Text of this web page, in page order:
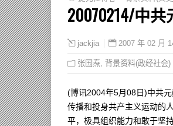
20070214/中
jackjia 2007 年 02 月
张国焘 背景资料(政经社会)
(博讯2004年5月08日)中共
传播和投身共产主义运动的
平，极具组织能力和敢于坚